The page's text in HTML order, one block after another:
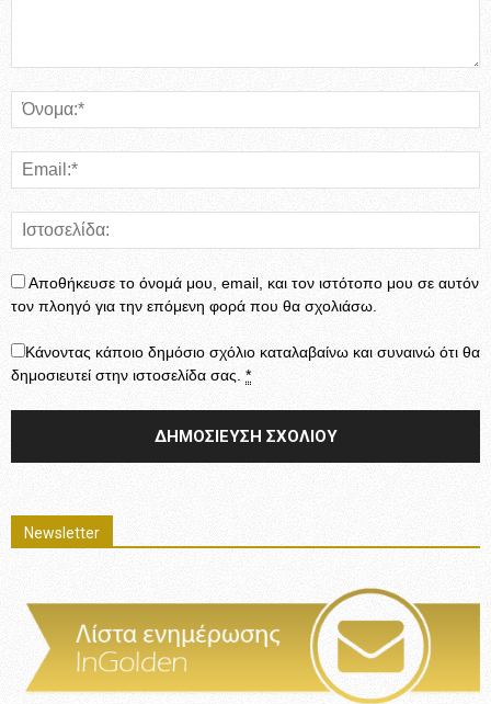
Αποθήκευσε το όνομά μου, email, και τον ιστότοπο μου σε αυτόν
τον πλοηγό για την επόμενη φορά που θα σχολιάσω.
Κάνοντας κάποιο δημόσιο σχόλιο καταλαβαίνω και συναινώ ότι θα
δημοσιευτεί στην ιστοσελίδα σας. *
Newsletter